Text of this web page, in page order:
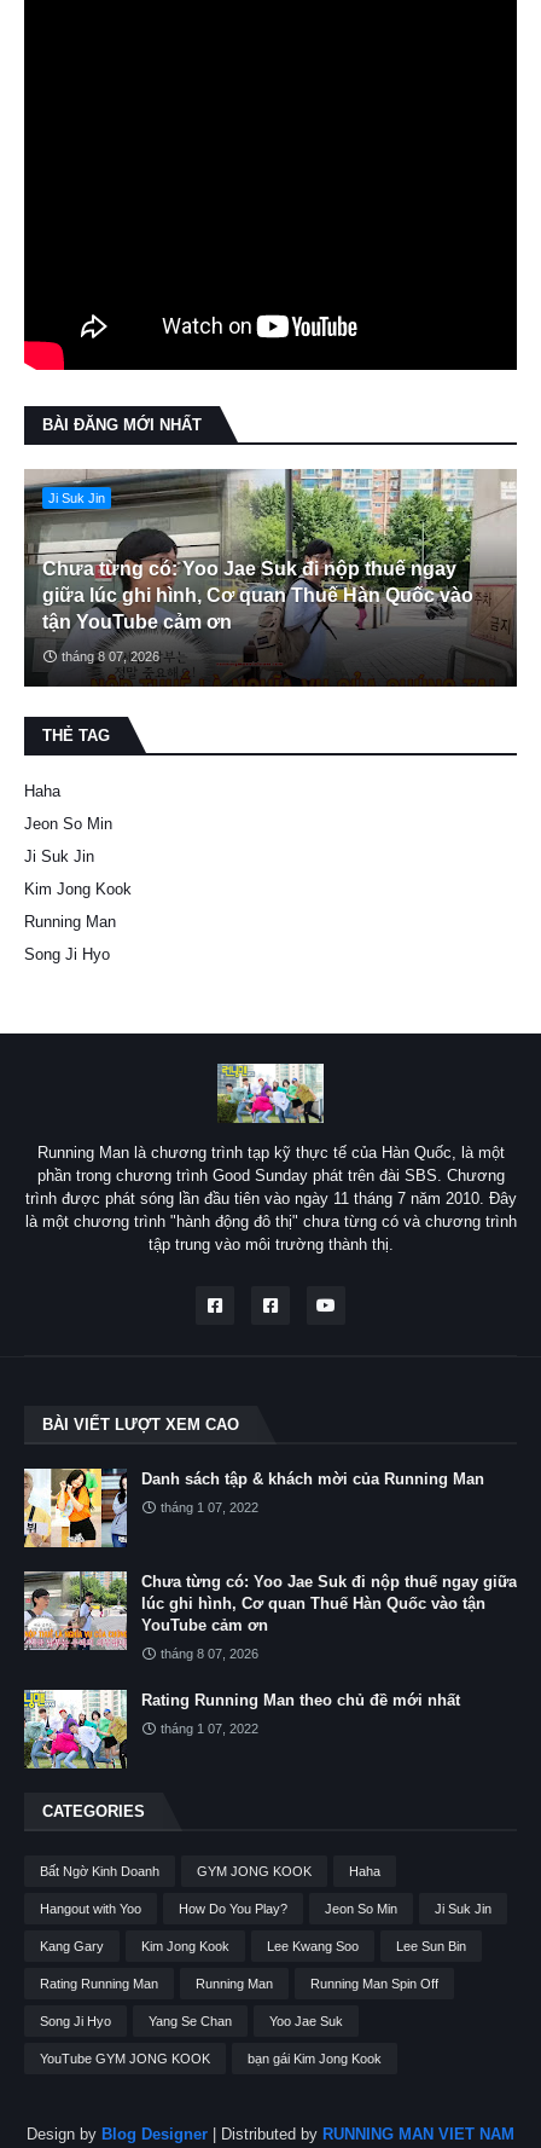
BÀI ĐĂNG MỚI NHẤT
Ji Suk Jin
Chưa từng có: Yoo Jae Suk đi nộp thuế ngay
giữa lúc ghi hình, Cơ quan Thuế Hàn Quốc vào
tận YouTube cảm ơn
tháng 8 07, 2026
THẺ TAG
Haha
Jeon So Min
Ji Suk Jin
Kim Jong Kook
Running Man
Song Ji Hyo
Running Man là chương trình tạp kỹ thực tế của Hàn Quốc, là một
phần trong chương trình Good Sunday phát trên đài SBS. Chương
trình được phát sóng lần đầu tiên vào ngày 11 tháng 7 năm 2010. Đây
là một chương trình "hành động đô thị" chưa từng có và chương trình
tập trung vào môi trường thành thị.
BÀI VIẾT LƯỢT XEM CAO
Danh sách tập & khách mời của Running Man
tháng 1 07, 2022
Chưa từng có: Yoo Jae Suk đi nộp thuế ngay giữa
lúc ghi hình, Cơ quan Thuế Hàn Quốc vào tận
YouTube cảm ơn
tháng 8 07, 2026
Rating Running Man theo chủ đề mới nhất
tháng 1 07, 2022
CATEGORIES
Bất Ngờ Kinh Doanh GYM JONG KOOK Haha
Hangout with Yoo How Do You Play? Jeon So Min Ji Suk Jin
Kang Gary Kim Jong Kook Lee Kwang Soo Lee Sun Bin
Rating Running Man Running Man Running Man Spin Off
Song Ji Hyo Yang Se Chan Yoo Jae Suk
YouTube GYM JONG KOOK bạn gái Kim Jong Kook
Design by Blog Designer | Distributed by RUNNING MAN VIET NAM